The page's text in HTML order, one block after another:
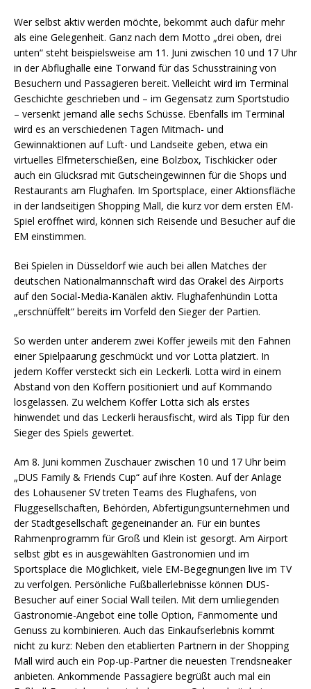
Wer selbst aktiv werden möchte, bekommt auch dafür mehr
als eine Gelegenheit. Ganz nach dem Motto „drei oben, drei
unten“ steht beispielsweise am 11. Juni zwischen 10 und 17 Uhr
in der Abflughalle eine Torwand für das Schusstraining von
Besuchern und Passagieren bereit. Vielleicht wird im Terminal
Geschichte geschrieben und – im Gegensatz zum Sportstudio
– versenkt jemand alle sechs Schüsse. Ebenfalls im Terminal
wird es an verschiedenen Tagen Mitmach- und
Gewinnaktionen auf Luft- und Landseite geben, etwa ein
virtuelles Elfmeterschießen, eine Bolzbox, Tischkicker oder
auch ein Glücksrad mit Gutscheingewinnen für die Shops und
Restaurants am Flughafen. Im Sportsplace, einer Aktionsfläche
in der landseitigen Shopping Mall, die kurz vor dem ersten EM-
Spiel eröffnet wird, können sich Reisende und Besucher auf die
EM einstimmen.
Bei Spielen in Düsseldorf wie auch bei allen Matches der
deutschen Nationalmannschaft wird das Orakel des Airports
auf den Social-Media-Kanälen aktiv. Flughafenhündin Lotta
„erschnüffelt“ bereits im Vorfeld den Sieger der Partien.
So werden unter anderem zwei Koffer jeweils mit den Fahnen
einer Spielpaarung geschmückt und vor Lotta platziert. In
jedem Koffer versteckt sich ein Leckerli. Lotta wird in einem
Abstand von den Koffern positioniert und auf Kommando
losgelassen. Zu welchem Koffer Lotta sich als erstes
hinwendet und das Leckerli herausfischt, wird als Tipp für den
Sieger des Spiels gewertet.
Am 8. Juni kommen Zuschauer zwischen 10 und 17 Uhr beim
„DUS Family & Friends Cup“ auf ihre Kosten. Auf der Anlage
des Lohausener SV treten Teams des Flughafens, von
Fluggesellschaften, Behörden, Abfertigungsunternehmen und
der Stadtgesellschaft gegeneinander an. Für ein buntes
Rahmenprogramm für Groß und Klein ist gesorgt. Am Airport
selbst gibt es in ausgewählten Gastronomien und im
Sportsplace die Möglichkeit, viele EM-Begegnungen live im TV
zu verfolgen. Persönliche Fußballerlebnisse können DUS-
Besucher auf einer Social Wall teilen. Mit dem umliegenden
Gastronomie-Angebot eine tolle Option, Fanmomente und
Genuss zu kombinieren. Auch das Einkaufserlebnis kommt
nicht zu kurz: Neben den etablierten Partnern in der Shopping
Mall wird auch ein Pop-up-Partner die neuesten Trendsneaker
anbieten. Ankommende Passagiere begrüßt auch mal ein